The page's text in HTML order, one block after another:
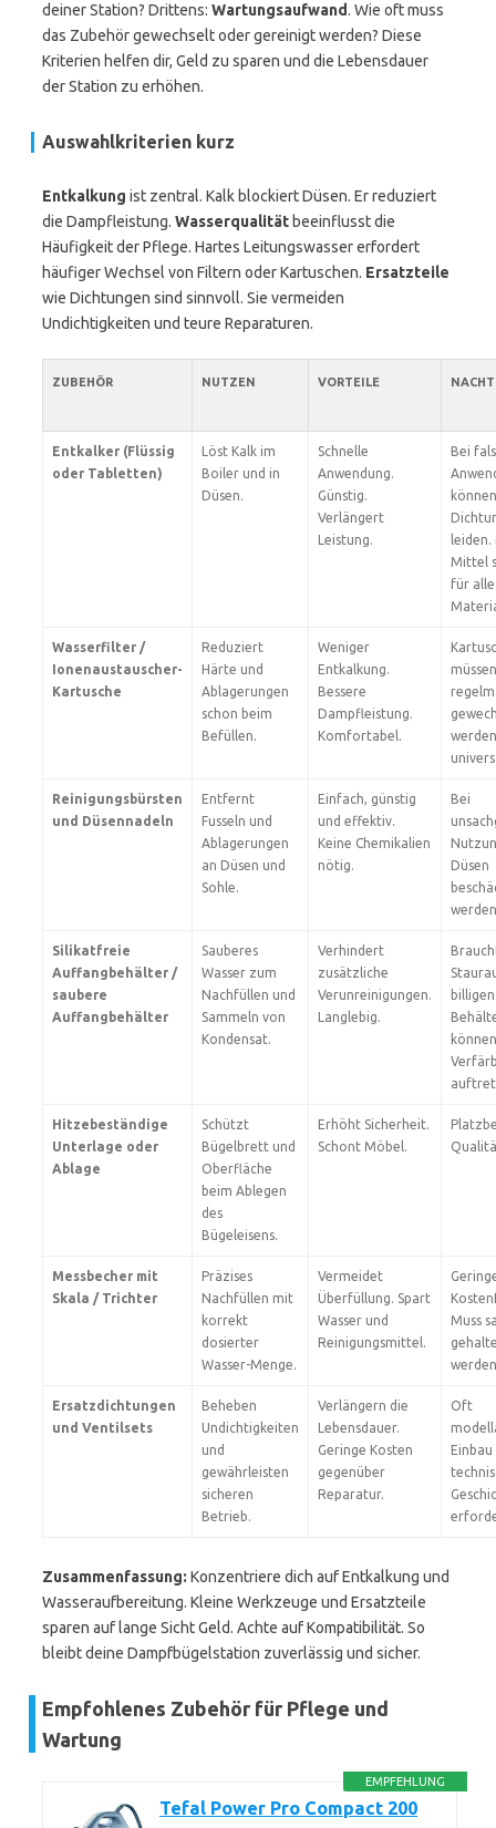
deiner Station? Drittens: Wartungsaufwand. Wie oft muss
das Zubehör gewechselt oder gereinigt werden? Diese
Kriterien helfen dir, Geld zu sparen und die Lebensdauer
der Station zu erhöhen.
Auswahlkriterien kurz
Entkalkung ist zentral. Kalk blockiert Düsen. Er reduziert
die Dampfleistung. Wasserqualität beeinflusst die
Häufigkeit der Pflege. Hartes Leitungswasser erfordert
häufiger Wechsel von Filtern oder Kartuschen. Ersatzteile
wie Dichtungen sind sinnvoll. Sie vermeiden
Undichtigkeiten und teure Reparaturen.
ZUBEHÖR NUTZEN VORTEILE
Entkalker (Flüssig
oder Tabletten)
Löst Kalk im
Boiler und in
Düsen.
Schnelle
Anwendung.
Günstig.
Verlängert
Leistung.
Bei
können
leiden.
Mittel
für alle
Wasserfilter /
Ionenaustauscher-
Kartusche
Reduziert
Härte und
Ablagerungen
schon beim
Befüllen.
Weniger
Entkalkung.
Bessere
Dampfleistung.
Komfortabel.
müssen
Reinigungsbürsten
und Düsennadeln
Entfernt
Fusseln und
Ablagerungen
an Düsen und
Sohle.
Einfach, günstig
und effektiv.
Keine Chemikalien
nötig.
Bei
Düsen
Silikatfreie
Auffangbehälter /
saubere
Auffangbehälter
Sauberes
Wasser zum
Nachfüllen und
Sammeln von
Kondensat.
Verhindert
zusätzliche
Verunreinigungen.
Langlebig.
billigen
können
Hitzebeständige
Unterlage oder
Ablage
Schützt
Bügelbrett und
Oberfläche
beim Ablegen
des
Bügeleisens.
Erhöht Sicherheit.
Schont Möbel.
Messbecher mit
Skala / Trichter
Präzises
Nachfüllen mit
korrekt
dosierter
Wasser-Menge.
Vermeidet
Überfüllung. Spart
Wasser und
Reinigungsmittel.
Muss
Ersatzdichtungen
und Ventilsets
Beheben
Undichtigkeiten
und
gewährleisten
sicheren
Betrieb.
Verlängern die
Lebensdauer.
Geringe Kosten
gegenüber
Reparatur.
Oft
Einbau
Zusammenfassung: Konzentriere dich auf Entkalkung und
Wasseraufbereitung. Kleine Werkzeuge und Ersatzteile
sparen auf lange Sicht Geld. Achte auf Kompatibilität. So
bleibt deine Dampfbügelstation zuverlässig und sicher.
Empfohlenes Zubehör für Pflege und
Wartung
EMPFEHLUNG
Tefal Power Pro Compact 200